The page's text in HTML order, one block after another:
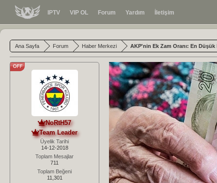
IPTV VIP OL Forum Yardım İletişim
Ana Sayfa Forum Haber Merkezi AKP'nin Ek Zam Oranı: En Düşük
NoRtH57
Team Leader
Üyelik Tarihi
14-12-2018
Toplam Mesajlar
711
Toplam Beğeni
11,301